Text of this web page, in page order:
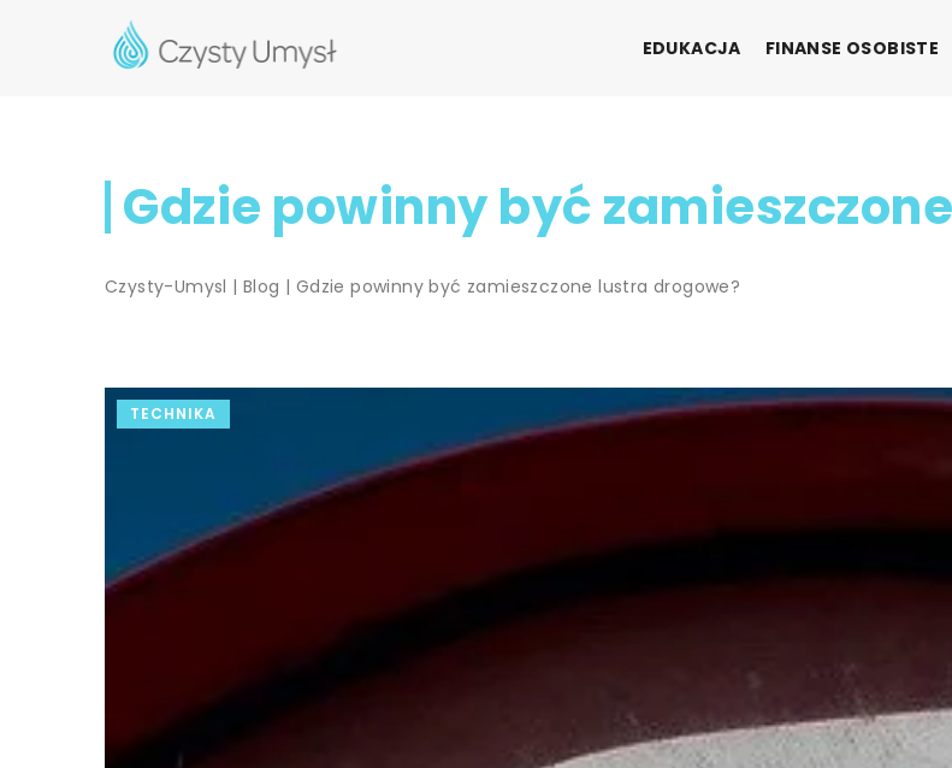
EDUKACJA FINANSE OSOBISTE
Gdzie powinny być
Czysty-Umysl |Blog | Gdzie powinny być zamieszczone lustra drogowe?
TECHNIKA